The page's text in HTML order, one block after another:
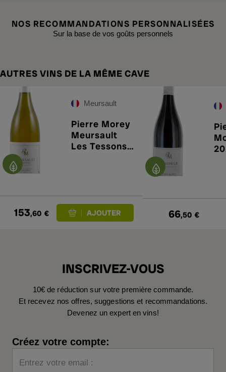
NOS RECOMMANDATIONS PERSONNALISÉES
Sur la base de vos goûts personnels
AUTRES VINS DE LA MÊME CAVE
Meursault
Pierre Morey
Meursault
Les Tessons
153,60 € 66,50 €
INSCRIVEZ-VOUS
10€ de réduction sur votre première commande.
Et recevez nos offres, suggestions et recommandations.
Devenez un expert en vins!
Créez votre compte:
Entrez votre email :